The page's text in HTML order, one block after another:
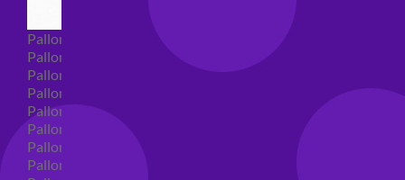
Palloncini Super Shape
Palloncini nascita super shape
Palloncini Battesimo super shape
Palloncini primo compleanno super shape
Palloncini personaggi super shape
Palloncini Comunione super shape
Palloncini cresima super shape
Palloncini laurea super shape